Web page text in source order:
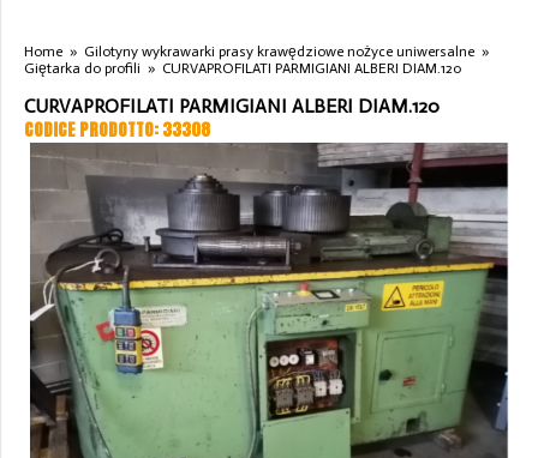
Home » Gilotyny wykrawarki prasy krawędziowe nożyce uniwersalne »
Giętarka do profili » CURVAPROFILATI PARMIGIANI ALBERI DIAM.120
CURVAPROFILATI PARMIGIANI ALBERI DIAM.120
CODICE PRODOTTO: 33308